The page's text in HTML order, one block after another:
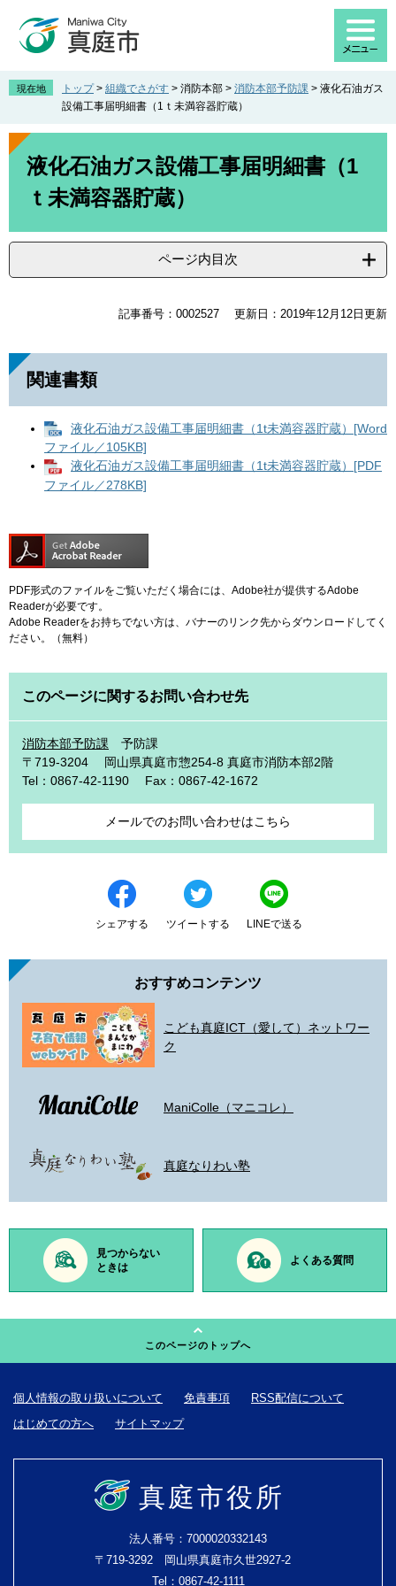
先
。
を
て
現在地 トップ > 組織でさがす > 消防本部 > 消防本部予防課 > 液化石油ガス
設備工事届明細書（1ｔ未満容器貯蔵）
本
液化石油ガス設備工事届明細書（1
ｔ未満容器貯蔵）
ページ内目次
記事番号：0002527 更新日：2019年12月12日更新
関連書類
液化石油ガス設備工事届明細書（1t未満容器貯蔵）[Word
ファイル／105KB]
液化石油ガス設備工事届明細書（1t未満容器貯蔵）[PDF
ファイル／278KB]
PDF形式のファイルをご覧いただく場合には、Adobe社が提供するAdobe
Readerが必要です。
Adobe Readerをお持ちでない方は、バナーのリンク先からダウンロードしてく
ださい。（無料）
このページに関するお問い合わせ先
消防本部予防課
予防課
〒719-3204
岡山県真庭市惣254-8 真庭市消防本部2階
Tel：0867-42-1190
Fax：0867-42-1672
メールでのお問い合わせはこちら
シェアする ツイートする LINEで送る
おすすめコンテンツ
こども真庭ICT（愛して）ネットワー
ク
ManiColle（マニコレ）
真庭なりわい塾
見つからない
ときは
よくある質問
このページのトップへ
個人情報の取り扱いについて 免責事項
RSS配信について
はじめての方へ
サイトマップ
真庭市役所
法人番号：7000020332143
〒719-3292 岡山県真庭市久世2927-2
Tel：0867-42-1111